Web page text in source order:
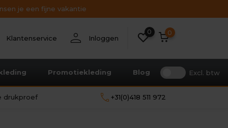
je een fijne vakantie
Klantenservice person Inloggen
0 0
Promotiekleding Blog Excl. btw
drukproef call +31(0)418 511 972